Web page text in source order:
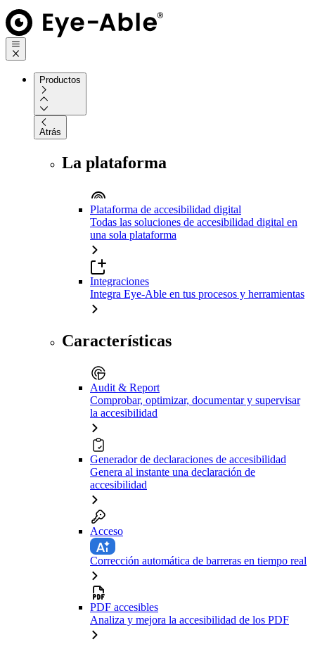
Productos
Atrás
La plataforma
Plataforma de accesibilidad digital
Todas las soluciones de accesibilidad digital en
una sola plataforma
Integraciones
Integra Eye-Able en tus procesos y herramientas
Características
Audit & Report
Comprobar, optimizar, documentar y supervisar
la accesibilidad
Generador de declaraciones de accesibilidad
Genera al instante una declaración de
accesibilidad
Acceso
Corrección automática de barreras en tiempo real
PDF accesibles
Analiza y mejora la accesibilidad de los PDF